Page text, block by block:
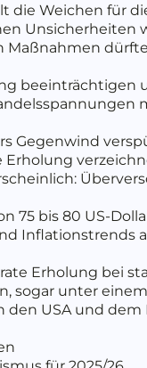
die Weichen für
Unsicherheiten
beeinträchtigen
Gegenwind
Erholung
75 bis 80 US-
Inflationstrends
Erholung bei
sogar unter
den USA und